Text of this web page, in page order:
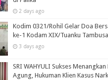
2 days ago
Kodim 0321/Rohil Gelar Doa
ke-1 Kodam XIX/Tuanku
3 days ago
SRI WAHYULI Sukses
Agung, Hukuman Klien Kasus